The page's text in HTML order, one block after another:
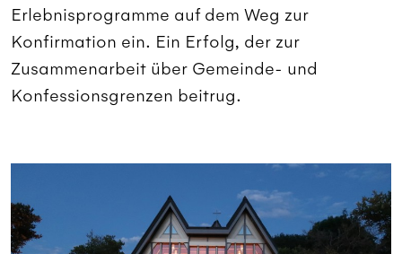
Erlebnisprogramme auf dem Weg zur
Konfirmation ein. Ein Erfolg, der zur
Zusammenarbeit über Gemeinde- und
Konfessionsgrenzen beitrug.